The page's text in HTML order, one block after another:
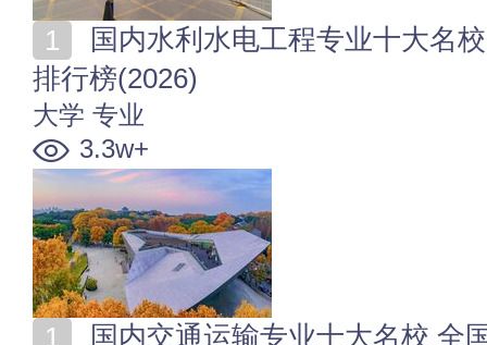
排行榜(2026)
大学 专业
3.3w+